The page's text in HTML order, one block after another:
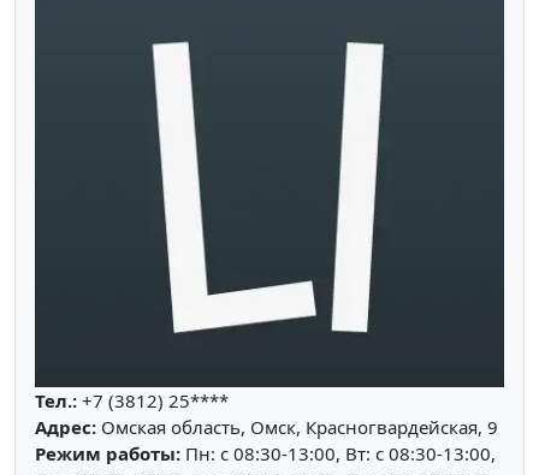
Тел.: +7 (3812) 25****
Адрес: Омская область, Омск, Красногвардейская, 9
Режим работы: Пн: c 08:30-13:00, Вт: c 08:30-13:00,